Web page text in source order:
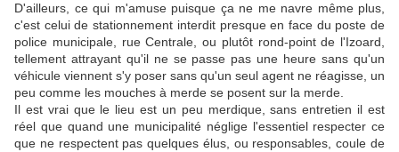
D'ailleurs, ce qui m'amuse puisque ça ne me navre même plus,
c'est celui de stationnement interdit presque en face du poste de
police municipale, rue Centrale, ou plutôt rond-point de l'Izoard,
tellement attrayant qu'il ne se passe pas une heure sans qu'un
véhicule viennent s'y poser sans qu'un seul agent ne réagisse, un
peu comme les mouches à merde se posent sur la merde.
Il est vrai que le lieu est un peu merdique, sans entretien il est
réel que quand une municipalité néglige l'essentiel respecter ce
que ne respectent pas quelques élus, ou responsables, coule de